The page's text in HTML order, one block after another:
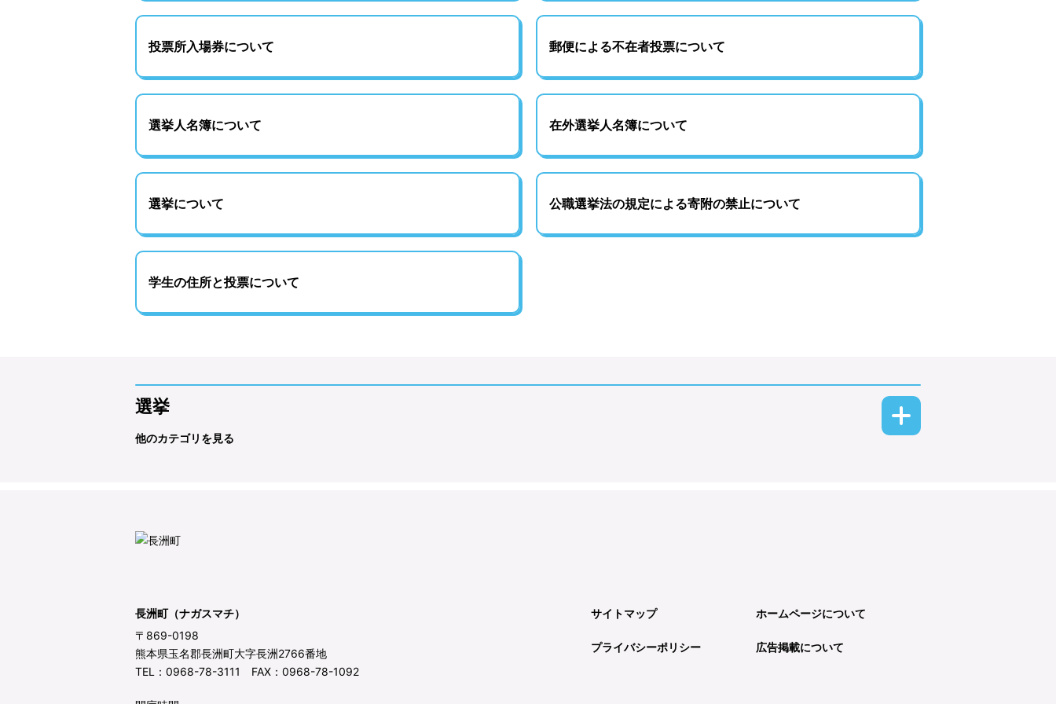
投票所入場券について 郵便による不在者投票について
選挙人名簿について 在外選挙人名簿について
選挙について 公職選挙法の規定による寄附の禁止について
学生の住所と投票について
選挙
他のカテゴリを見る
長洲町（ナガスマチ）
〒869-0198
熊本県玉名郡長洲町大字長洲2766番地
TEL：0968-78-3111 FAX：0968-78-1092
サイトマップ ホームページについて
プライバシーポリシー 広告掲載について